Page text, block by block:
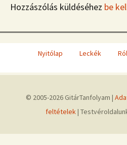
Hozzászólás küldéséhez be
Nyitólap Leckék
© 2005-2026 GitárTanfolyam |
feltételek|